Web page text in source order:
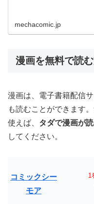
mechacomic.jp
漫画を無料で読
漫画は、電子書籍配信
も読むことができます
使えば、 タダで漫画が
してください。
コミックシー
モア
1